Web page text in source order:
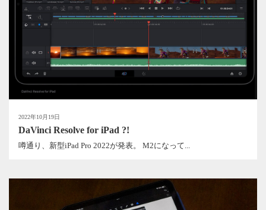
2022年10月19日
DaVinci Resolve for iPad ?!
噂通り、新型iPad Pro 2022が発表。 M2になって...